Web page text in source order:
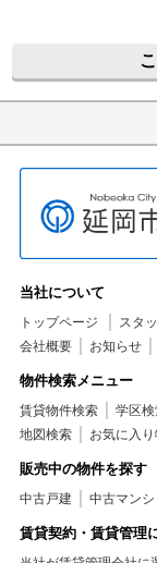
当社について
トップページ スタ
会社概要
お知らせ
物件検索メニュー
賃貸物件検索 学区
地図検索
お気に入
販売中の物件を探す
中古戸建 中古マンシ
賃貸契約・賃貸管理